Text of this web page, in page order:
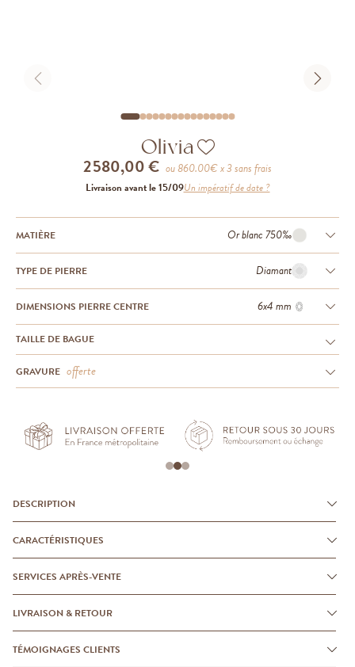
Olivia
2 580,00 € ou860.00€ x 3 sans frais
Livraison avant le 15/09Un impératif de date ?
MATIÈRE Or blanc 750‰
TYPE DE PIERRE Diamant
DIMENSIONS PIERRE CENTRE 6x4 mm
TAILLE DE BAGUE
GRAVURE offerte
DESCRIPTION
CARACTÉRISTIQUES
SERVICES APRÈS-VENTE
LIVRAISON & RETOUR
TÉMOIGNAGES CLIENTS